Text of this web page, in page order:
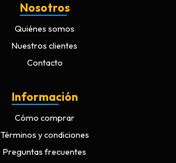
Nosotros
Quiénes somos
Nuestros clientes
Contacto
Información
Cómo comprar
Términos y condiciones
Preguntas frecuentes